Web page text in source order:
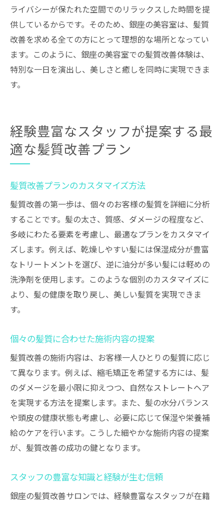
ライバシーが保たれた空間でのリラックスした時間を提
供しているからです。そのため、銀座の美容室は、髪質
改善を求める全ての方にとって理想的な場所となってい
ます。このように、銀座の美容室での髪質改善体験は、
特別な一日を演出し、美しさと癒しを同時に実現できま
す。
経験豊富なスタッフが提案する最
適な髪質改善プラン
髪質改善プランのカスタマイズ方法
髪質改善の第一歩は、個々のお客様の髪質を詳細に分析
することです。髪の太さ、質感、ダメージの程度など、
多岐にわたる要素を考慮し、最適なプランをカスタマイ
ズします。例えば、乾燥しやすい髪には保湿成分が豊富
なトリートメントを選び、逆に油分が多い髪には軽めの
洗浄剤を使用します。このような個別のカスタマイズに
より、髪の健康を取り戻し、美しい髪質を実現できま
す。
個々の髪質に合わせた施術内容の提案
髪質改善の施術内容は、お客様一人ひとりの髪質に応じ
て異なります。例えば、縮毛矯正を希望する方には、髪
のダメージを最小限に抑えつつ、自然なストレートヘア
を実現する方法を提案します。また、髪の水分バランス
や頭皮の健康状態も考慮し、必要に応じて保湿や栄養補
給のケアを行います。こうした細やかな施術内容の提案
が、髪質改善の成功の鍵となります。
スタッフの豊富な知識と経験が生む信頼
銀座の髪質改善サロンでは、経験豊富なスタッフが在籍